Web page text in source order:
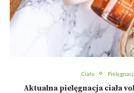
Ciało
Aktualna pielęgnacja ciała